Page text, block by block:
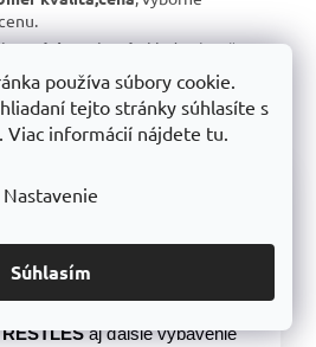
používa súbory cookie.
tejto stránky súhlasíte s
Viac informácií nájdete tu.
Nastavenie
Súhlasím
produktový rad, skladové riešenie
rokov.
nielen spoľahlivý regál, ale aj
dostupnosti.
firmu alebo
ponuku
riešenia. Ponúkame regály
aj ďalšie vybavenie